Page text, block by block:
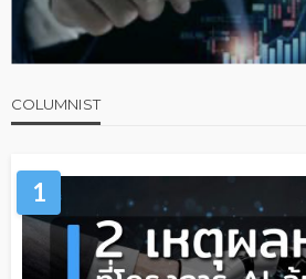
COLUMNIST
1